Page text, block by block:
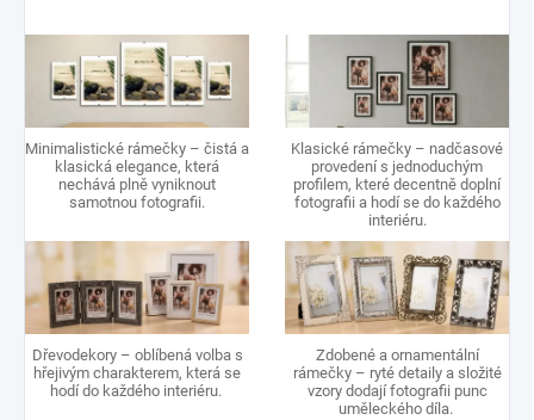
Minimalistické rámečky – čistá a
klasická elegance, která
nechává plně vyniknout
samotnou fotografii.
Klasické rámečky – nadčasové
provedení s jednoduchým
profilem, které decentně doplní
fotografii a hodí se do každého
interiéru.
Dřevodekory – oblíbená volba s
hřejivým charakterem, která se
hodí do každého interiéru.
Zdobené a ornamentální
rámečky – ryté detaily a složité
vzory dodají fotografii punc
uměleckého díla.